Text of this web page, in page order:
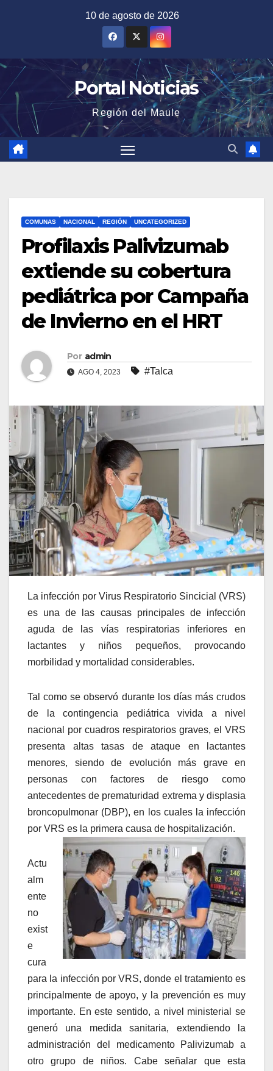
10 de agosto de 2026
Portal Noticias
Región del Maule
COMUNAS NACIONAL REGIÓN UNCATEGORIZED
Profilaxis Palivizumab
extiende su cobertura
pediátrica por Campaña
de Invierno en el HRT
Por admin
AGO 4, 2023 #Talca
La infección por Virus Respiratorio Sincicial (VRS)
es una de las causas principales de infección
aguda de las vías respiratorias inferiores en
lactantes y niños pequeños, provocando
morbilidad y mortalidad considerables.
Tal como se observó durante los días más crudos
de la contingencia pediátrica vivida a nivel
nacional por cuadros respiratorios graves, el VRS
presenta altas tasas de ataque en lactantes
menores, siendo de evolución más grave en
personas con factores de riesgo como
antecedentes de prematuridad extrema y displasia
broncopulmonar (DBP), en los cuales la infección
por VRS es la primera causa de hospitalización.
Actu
alm
ente
no
exist
e
cura
para la infección por VRS, donde el tratamiento es
principalmente de apoyo, y la prevención es muy
importante. En este sentido, a nivel ministerial se
generó una medida sanitaria, extendiendo la
administración del medicamento Palivizumab a
otro grupo de niños. Cabe señalar que esta